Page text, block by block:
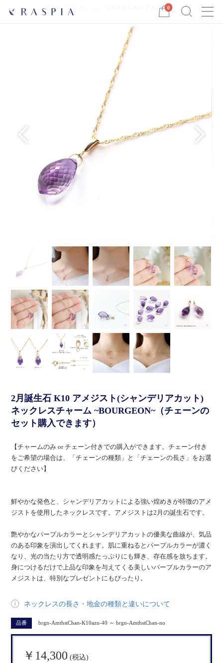
Menu
0
HOME コレクション 2月誕生石 K10 アメジスト(...
2月誕生石 K10 アメジスト(シャンデリアカット)
ネックレスチャーム ~BOURGEON~（チェーンの
セット購入できます）
【チャームのみ or チェーン付きでの購入ができます。チェーン付き
をご希望の場合は、「チェーンの種類」と「チェーンの長さ」をお選
びください】
鮮やかな発色と、シャンデリアカットによる強い煌めきが特徴のアメ
ジストを使用したネックレスです。アメジストは2月の誕生石です。
艶やかなパープルカラーとシャンデリアカットの優美な曲線が、気品
のある印象を演出してくれます。肌に重ねるとパープルカラーが濃く
なり、光の当たり方で透明感たっぷりにも輝き、存在感を放ちます。
身につけるだけで上品な印象を与えてくる美しいパープルカラーのア
メジストは、特別なプレゼントにもぴったり。
ネックレスの長さ・地金の種類と違いについて
品番 brgn-AmthstChan-K10azu-40 ～ brgn-AmthstChan-no
￥14,300 (税込)